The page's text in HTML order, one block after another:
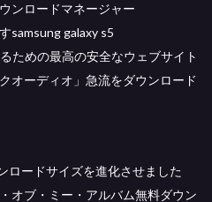
ンロードマネージャー
samsung galaxy s5
ための最高の安全なウェブサイト
オーディオ」急流をダウンロード
ロードサイズを進化させました
オブ・ミー・アルバム無料ダウン